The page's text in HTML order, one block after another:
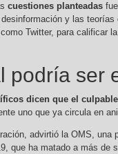
cuestiones planteadas
desinformación y las
Twitter, para calificar
podría ser
dicen que el
uno que ya circula en
advirtió la OMS, una
que ha matado a más de